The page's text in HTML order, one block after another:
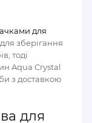
для
зберігання
тоді
Aqua Crystal
з доставкою
для